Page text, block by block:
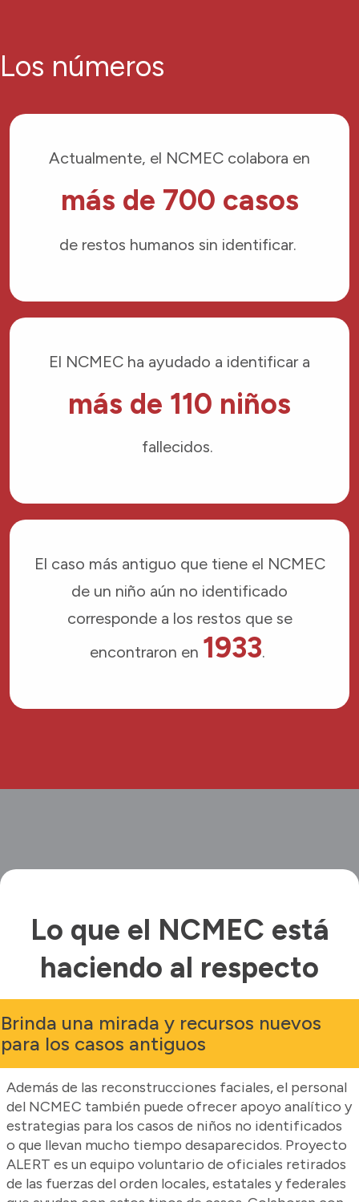
Los números
Actualmente, el NCMEC colabora en
más de 700 casos
de restos humanos sin identificar.
El NCMEC ha ayudado a identificar a
más de 110 niños
fallecidos.
El caso más antiguo que tiene el NCMEC
de un niño aún no identificado
corresponde a los restos que se
encontraron en 1933.
Lo que el NCMEC está
haciendo al respecto
Brinda una mirada y recursos nuevos
para los casos antiguos
Además de las reconstrucciones faciales, el personal
del NCMEC también puede ofrecer apoyo analítico y
estrategias para los casos de niños no identificados
o que llevan mucho tiempo desaparecidos. Proyecto
ALERT es un equipo voluntario de oficiales retirados
de las fuerzas del orden locales, estatales y federales